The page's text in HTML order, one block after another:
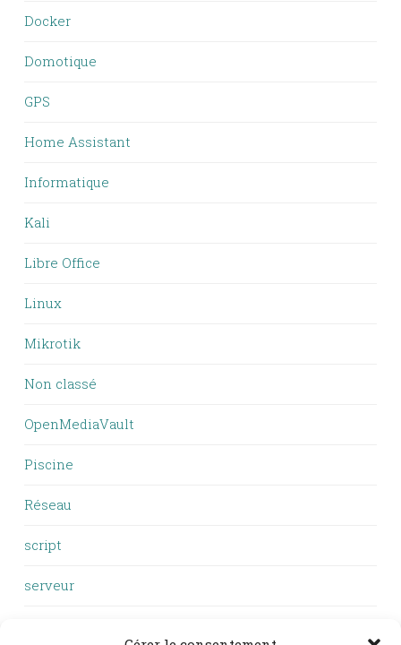
Docker
Domotique
GPS
Home Assistant
Informatique
Kali
Libre Office
Linux
Mikrotik
Non classé
OpenMediaVault
Piscine
Réseau
script
serveur